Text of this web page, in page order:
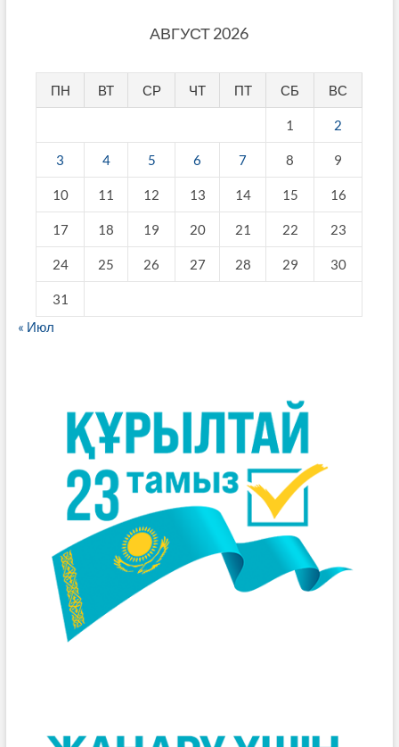
АВГУСТ 2026
ПН ВТ СР ЧТ ПТ СБ ВС
1 2
3 4 5 6 7 8 9
10 11 12 13 14 15 16
17 18 19 20 21 22 23
24 25 26 27 28 29 30
31
« Июл